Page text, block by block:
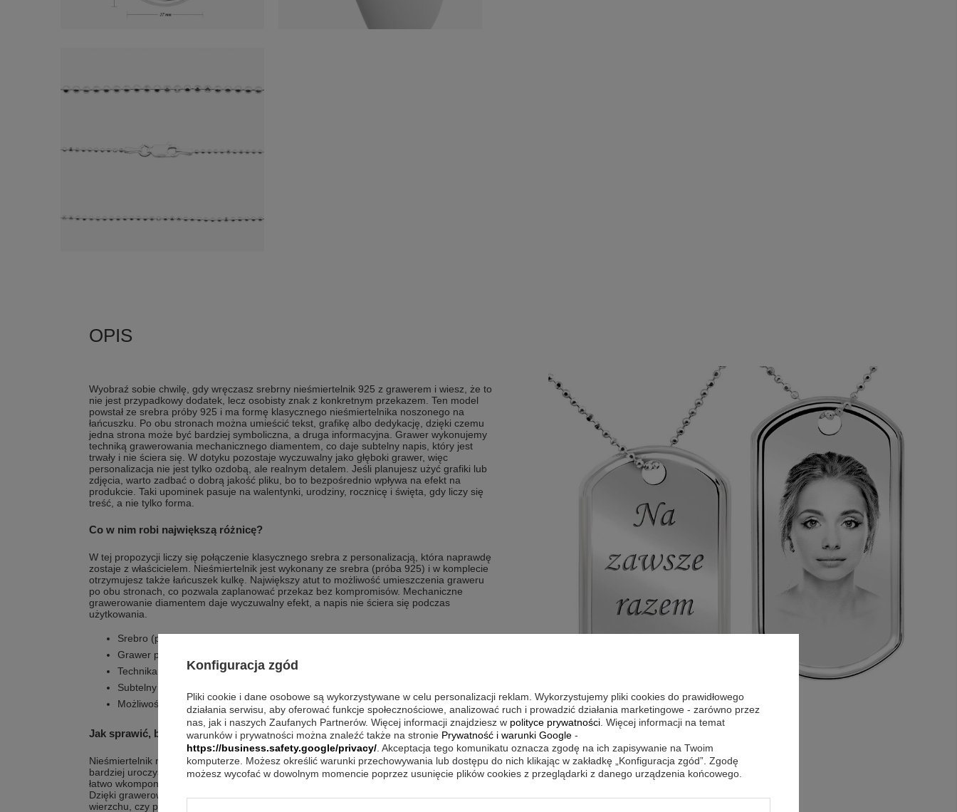
Wyobraź sobie chwilę, gdy wręczasz srebrny nieśmiertelnik 925 z grawerem i wiesz, że to
nie jest przypadkowy dodatek, lecz osobisty znak z konkretnym przekazem. Ten model
powstał ze srebra próby 925 i ma formę klasycznego nieśmiertelnika noszonego na
łańcuszku. Po obu stronach można umieścić tekst, grafikę albo dedykację, dzięki czemu
jedna strona może być bardziej symboliczna, a druga informacyjna. Grawer wykonujemy
techniką grawerowania mechanicznego diamentem, co daje subtelny napis, który jest
trwały i nie ściera się. W dotyku pozostaje wyczuwalny jako głęboki grawer, więc
personalizacja nie jest tylko ozdobą, ale realnym detalem. Jeśli planujesz użyć grafiki lub
zdjęcia, warto zadbać o dobrą jakość pliku, bo to bezpośrednio wpływa na efekt na
produkcie. Taki upominek pasuje na walentynki, urodziny, rocznicę i święta, gdy liczy się
treść, a nie tylko forma.
Co w nim robi największą różnicę?
W tej propozycji liczy się połączenie klasycznego srebra z personalizacją, która naprawdę
zostaje z właścicielem. Nieśmiertelnik jest wykonany ze srebra (próba 925) i w komplecie
otrzymujesz także łańcuszek kulkę. Największy atut to możliwość umieszczenia graweru
po obu stronach, co pozwala zaplanować przekaz bez kompromisów. Mechaniczne
grawerowanie diamentem daje wyczuwalny efekt, a napis nie ściera się podczas
użytkowania.
Srebro (próba 925) w nieśmiertelniku i łańcuszku
Grawer po obu stronach nieśmiertelnika
Technika grawerowania mechanicznego diamentem
Subtelny napis oraz wyczuwalny, głęboki grawer
Możliwość umieszczenia tekstu, grafiki lub dedykacji
Jak sprawić, by pasował do wielu zestawów?
Nieśmiertelnik ma ponadczasowy charakter, dlatego możesz nosić go na co dzień i przy
bardziej uroczystych okazjach. Dobrze wygląda solo jako wyraźny akcent, ale równie
łatwo wkomponować go w stylizacje warstwowe z inną biżuterią, jeśli lubisz łączyć dodatki.
Dzięki grawerowi przekaz jest zawsze blisko, niezależnie od tego, czy nosisz go na
wierzchu, czy pod ubraniem. To dyskretny detal, który nie wymaga specjalnej oprawy, bo
Konfiguracja zgód
Pliki cookie i dane osobowe są wykorzystywane w celu personalizacji reklam. Wykorzystujemy pliki cookies do prawidłowego
działania serwisu, aby oferować funkcje społecznościowe, analizować ruch i prowadzić działania marketingowe - zarówno przez
nas, jak i naszych Zaufanych Partnerów. Więcej informacji znajdziesz w polityce prywatności . Więcej informacji na temat
warunków i prywatności można znaleźć także na stronie Prywatność i warunki Google -
https://business.safety.google/privacy/ . Akceptacja tego komunikatu oznacza zgodę na ich zapisywanie na Twoim
komputerze. Możesz określić warunki przechowywania lub dostępu do nich klikając w zakładkę „Konfiguracja zgód”. Zgodę
możesz wycofać w dowolnym momencie poprzez usunięcie plików cookies z przeglądarki z danego urządzenia końcowego.